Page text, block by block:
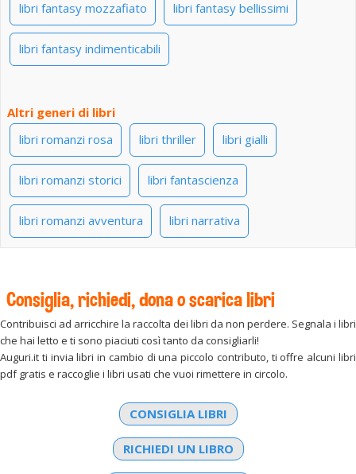
libri fantasy mozzafiato libri fantasy bellissimi
libri fantasy indimenticabili
Altri generi di libri
libri romanzi rosa
libri thriller libri gialli
libri romanzi storici libri fantascienza
libri romanzi avventura libri narrativa
Consiglia, richiedi, dona o scarica libri
Contribuisci ad arricchire la raccolta dei libri da non perdere. Segnala i libri
che hai letto e ti sono piaciuti così tanto da consigliarli!
Auguri.it ti invia libri in cambio di una piccolo contributo, ti offre alcuni libri
pdf gratis e raccoglie i libri usati che vuoi rimettere in circolo.
CONSIGLIA LIBRI
RICHIEDI UN LIBRO